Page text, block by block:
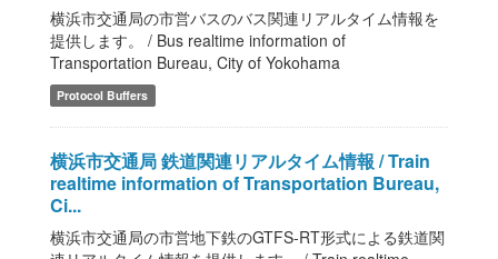
横浜市交通局の市営バスのバス関連リアルタイム情報を
提供します。 / Bus realtime information of
Transportation Bureau, City of Yokohama
Protocol Buffers
横浜市交通局 鉄道関連リアルタイム情報 / Train
realtime information of Transportation Bureau,
Ci...
横浜市交通局の市営地下鉄のGTFS-RT形式による鉄道関